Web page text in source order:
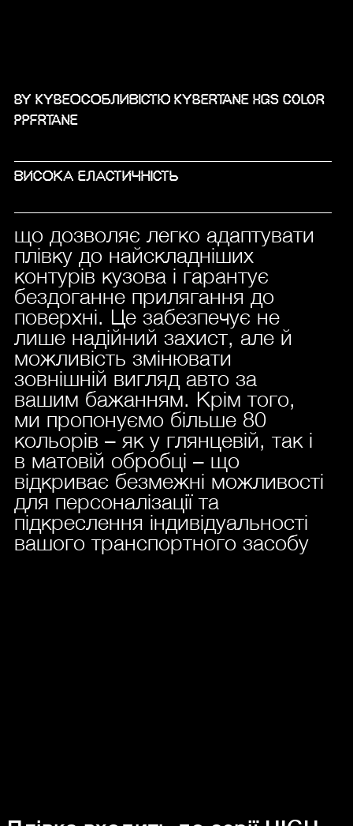
BY KYBEОСОБЛИВІСТЮ KYBERTANE HGS COLOR
PPFRTANE
ВИСОКА ЕЛАСТИЧНІСТЬ
що дозволяє легко адаптувати
плівку до найскладніших
контурів кузова і гарантує
бездоганне прилягання до
поверхні. Це забезпечує не
лише надійний захист, але й
можливість змінювати
зовнішній вигляд авто за
вашим бажанням. Крім того,
ми пропонуємо більше 80
кольорів – як у глянцевій, так і
в матовій обробці – що
відкриває безмежні можливості
для персоналізації та
підкреслення індивідуальності
вашого транспортного засобу